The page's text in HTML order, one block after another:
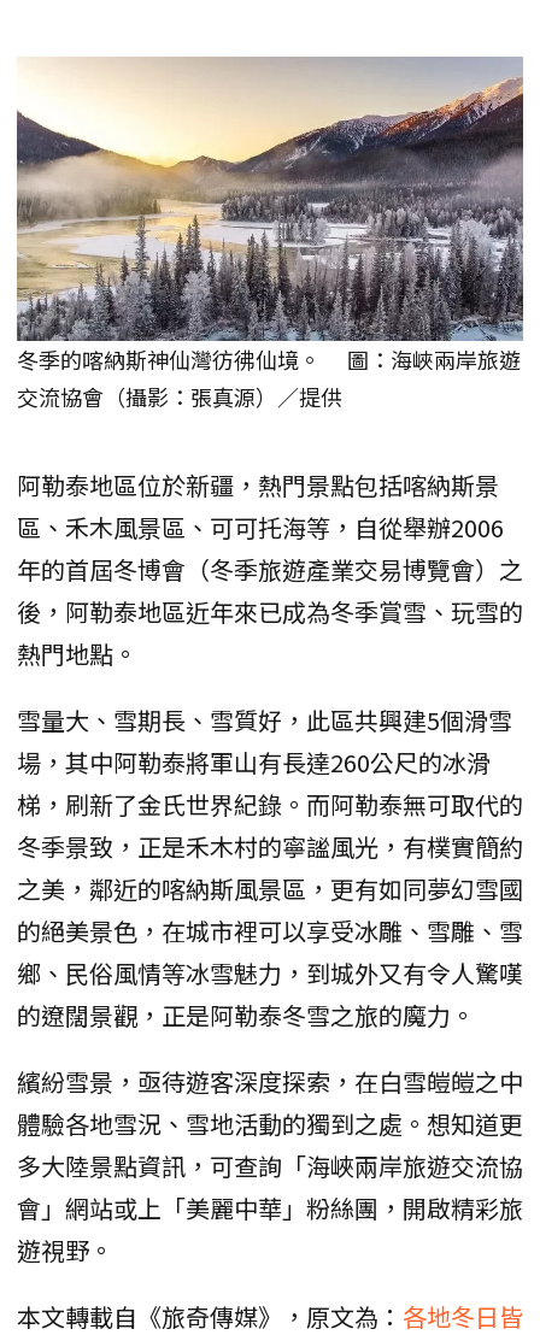
冬季的喀納斯神仙灣彷彿仙境。 圖：海峽兩岸旅遊
交流協會（攝影：張真源）／提供
阿勒泰地區位於新疆，熱門景點包括喀納斯景
區、禾木風景區、可可托海等，自從舉辦2006
年的首屆冬博會（冬季旅遊產業交易博覽會）之
後，阿勒泰地區近年來已成為冬季賞雪、玩雪的
熱門地點。
雪量大、雪期長、雪質好，此區共興建5個滑雪
場，其中阿勒泰將軍山有長達260公尺的冰滑
梯，刷新了金氏世界紀錄。而阿勒泰無可取代的
冬季景致，正是禾木村的寧謐風光，有樸實簡約
之美，鄰近的喀納斯風景區，更有如同夢幻雪國
的絕美景色，在城市裡可以享受冰雕、雪雕、雪
鄉、民俗風情等冰雪魅力，到城外又有令人驚嘆
的遼闊景觀，正是阿勒泰冬雪之旅的魔力。
繽紛雪景，亟待遊客深度探索，在白雪皚皚之中
體驗各地雪況、雪地活動的獨到之處。想知道更
多大陸景點資訊，可查詢「海峽兩岸旅遊交流協
會」網站或上「美麗中華」粉絲團，開啟精彩旅
遊視野。
本文轉載自《旅奇傳媒》，原文為： 各地冬日皆